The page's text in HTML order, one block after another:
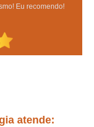
Eu recomendo!
atende: